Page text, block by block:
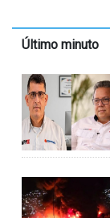
Último minuto